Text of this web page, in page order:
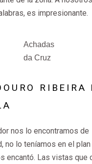
es impresionante.
Achadas
da Cruz
RIBEIRA
nos lo encontramos de
no lo teníamos en el plan
encantó. Las vistas que